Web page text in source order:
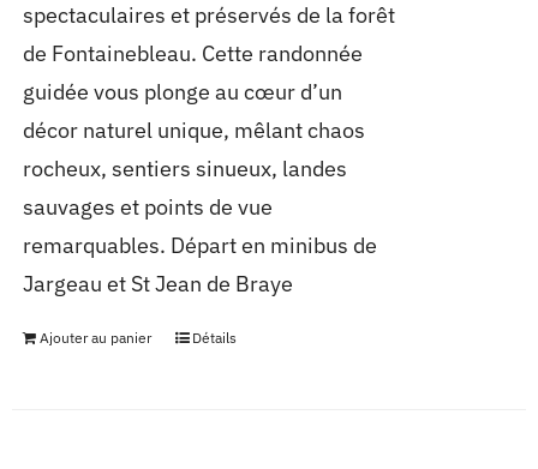
spectaculaires et préservés de la forêt
de Fontainebleau. Cette randonnée
guidée vous plonge au cœur d’un
décor naturel unique, mêlant chaos
rocheux, sentiers sinueux, landes
sauvages et points de vue
remarquables. Départ en minibus de
Jargeau et St Jean de Braye
Ajouter au panier Détails